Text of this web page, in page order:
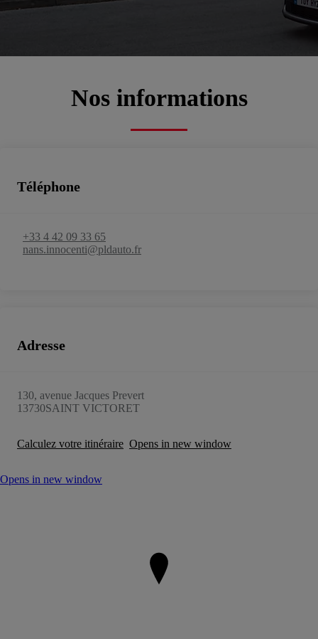
Service commercial, Atelier, Pièces de rechange, Toyota rent cars, Véhicules d'occasion
Nos informations
Téléphone
+33 4 42 09 33 65
nans.innocenti@pldauto.fr
Adresse
130, avenue Jacques Prevert
13730SAINT VICTORET
Calculez votre itinéraire Opens in new window
Opens in new window